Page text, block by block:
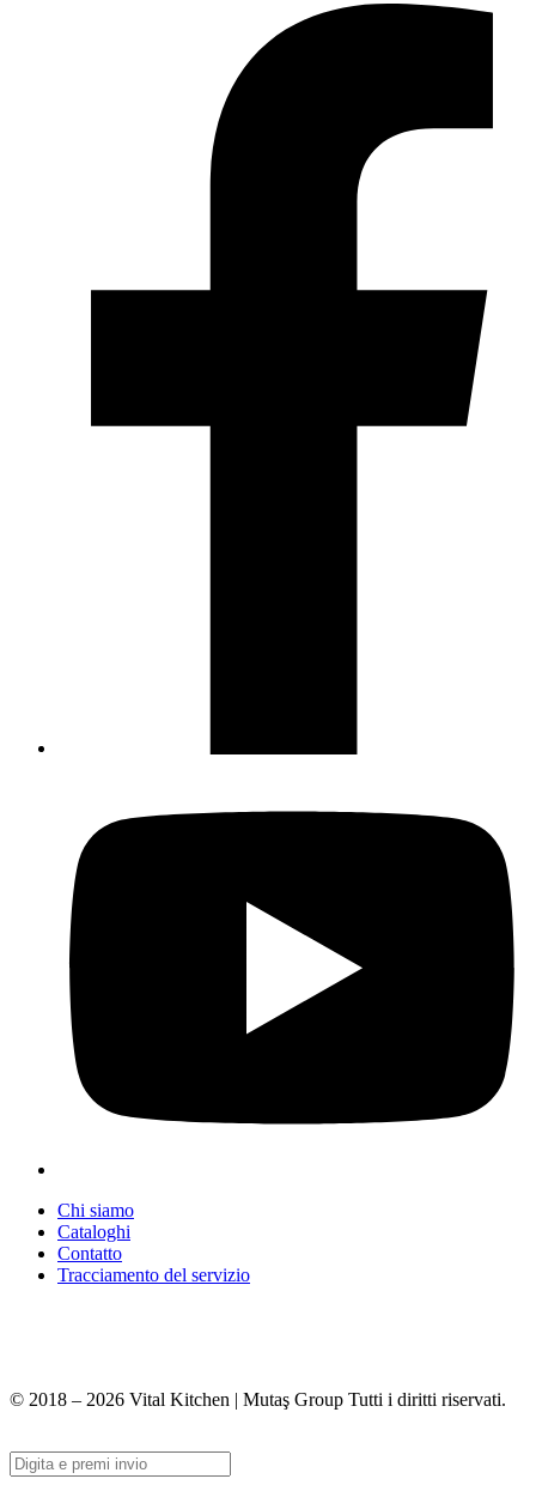
Chi siamo
Cataloghi
Contatto
Tracciamento del servizio
© 2018 – 2026 Vital Kitchen | Mutaş Group Tutti i diritti riservati.